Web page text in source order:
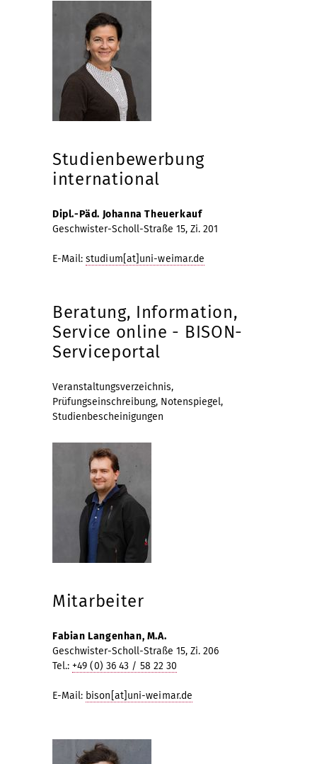
Studienbewerbung
international
Dipl.-Päd. Johanna Theuerkauf
Geschwister-Scholl-Straße 15, Zi. 201
E-Mail: studium[at]uni-weimar.de
Beratung, Information,
Service online - BISON-
Serviceportal
Veranstaltungsverzeichnis,
Prüfungseinschreibung, Notenspiegel,
Studienbescheinigungen
Mitarbeiter
Fabian Langenhan, M.A.
Geschwister-Scholl-Straße 15, Zi. 206
Tel.: +49 (0) 36 43 / 58 22 30
E-Mail: bison[at]uni-weimar.de